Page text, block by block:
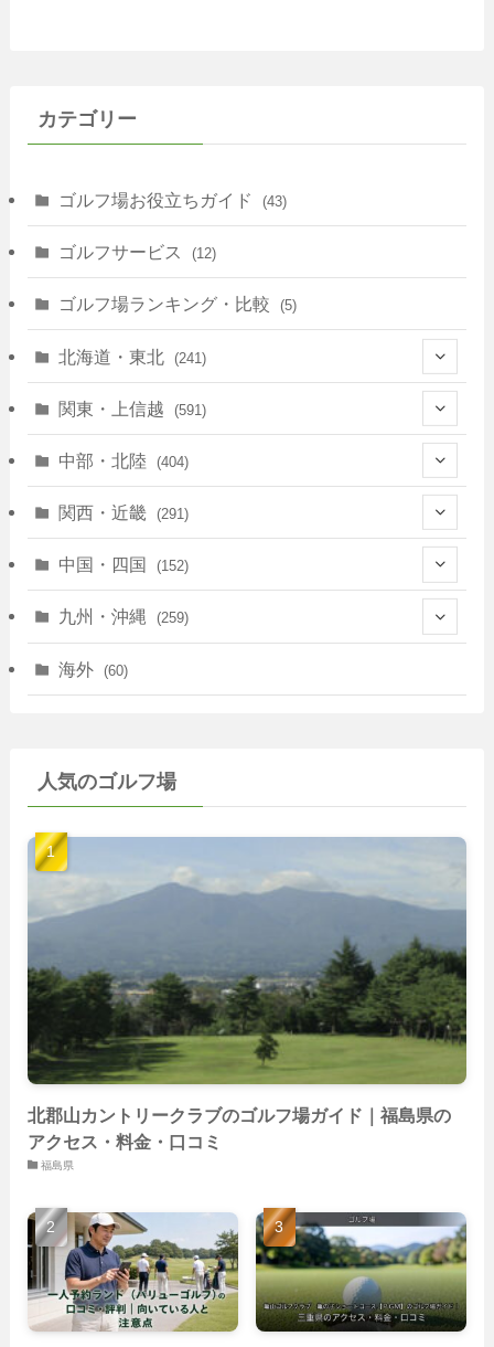
カテゴリー
ゴルフ場お役立ちガイド (43)
ゴルフサービス (12)
ゴルフ場ランキング・比較 (5)
北海道・東北 (241)
(128)
(10)
(17)
(35)
(30)
関東・上信越 (591)
(146)
(40)
(114)
(72)
(14)
(103)
中部・北陸 (404)
(13)
(83)
(11)
(78)
(40)
(22)
関西・近畿 (291)
(39)
(25)
中国・四国 (152)
(7)
(39)
(40)
(14)
九州・沖縄 (259)
(28)
(22)
(23)
(22)
(26)
海外 (60)
人気のゴルフ場
北郡山カントリークラブのゴルフ場ガイド｜福島県の
アクセス・料金・口コミ
福島県